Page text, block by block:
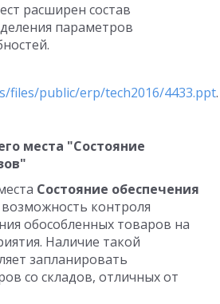
расширен состав
параметров
files/public/erp/tech2016/4433.ppt.
места "Состояние
Состояние обеспечения
контроля
обособленных товаров на
Наличие такой
запланировать
со складов, отличных от